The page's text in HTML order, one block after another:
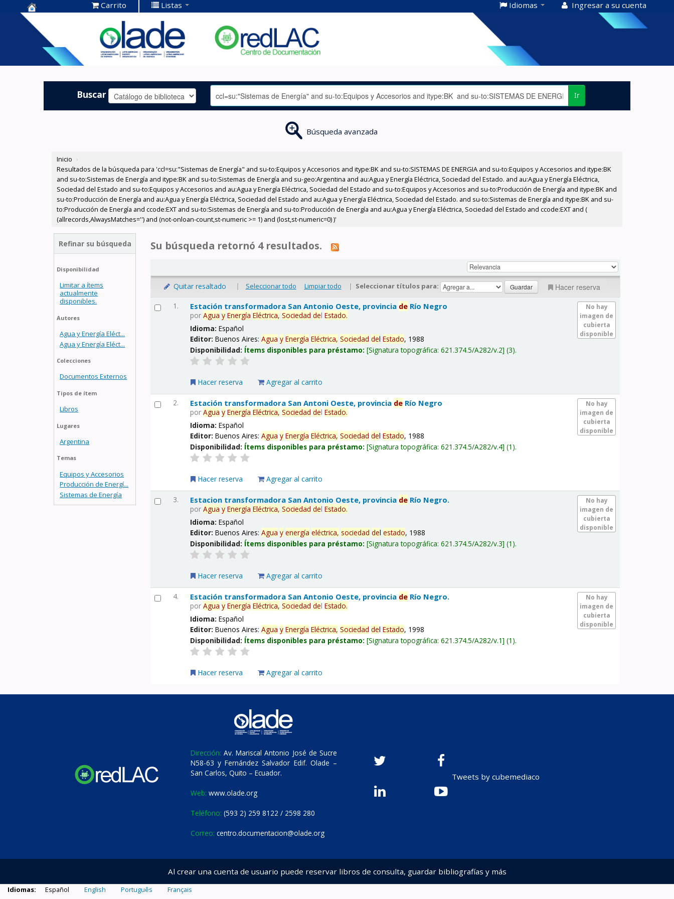
Centro de
Documentación
OLADE -
Carrito Listas Idiomas Ingresar a su cuenta
Buscar Ir
Búsqueda avanzada
Inicio ›
Resultados de la búsqueda para 'ccl=su:"Sistemas de Energía" and su-to:Equipos y Accesorios and itype:BK and su-to:SISTEMAS DE ENERGIA and su-to:Equipos y Accesorios and itype:BK
and su-to:Sistemas de Energía and itype:BK and su-to:Sistemas de Energía and su-geo:Argentina and au:Agua y Energía Eléctrica, Sociedad del Estado. and au:Agua y Energía Eléctrica,
Sociedad del Estado and su-to:Equipos y Accesorios and au:Agua y Energía Eléctrica, Sociedad del Estado and su-to:Equipos y Accesorios and su-to:Producción de Energía and itype:BK and
su-to:Producción de Energía and au:Agua y Energía Eléctrica, Sociedad del Estado and au:Agua y Energía Eléctrica, Sociedad del Estado. and su-to:Sistemas de Energía and itype:BK and su-
to:Producción de Energía and ccode:EXT and su-to:Sistemas de Energía and su-to:Producción de Energía and au:Agua y Energía Eléctrica, Sociedad del Estado and ccode:EXT and (
(allrecords,AlwaysMatches='') and (not-onloan-count,st-numeric >= 1) and (lost,st-numeric=0) )'
Refinar su búsqueda
Disponibilidad
Limitar a ítems
actualmente
disponibles.
Autores
Agua y Energía Eléct...
Agua y Energía Eléct...
Colecciones
Documentos Externos
Tipos de ítem
Libros
Lugares
Argentina
Temas
Equipos y Accesorios
Producción de Energí...
Sistemas de Energía
Su búsqueda retornó 4 resultados.
Quitar resaltado | Seleccionar todo Limpiar todo | Seleccionar títulos para: Hacer reserva
1.
No hay
imagen de
cubierta
disponible
Estación transformadora San Antonio Oeste, provincia de Río Negro
porAgua y Energía Eléctrica, Sociedad delEstado.
Idioma:Español
Editor:Buenos Aires:Agua y Energía Eléctrica, Sociedad delEstado, 1988
Disponibilidad: Ítems disponibles para préstamo: Signatura topográfica:621.374.5/A282/v.2 (3).
Hacer reserva Agregar al carrito
2.
No hay
imagen de
cubierta
disponible
Estación transformadora San Antoni Oeste, provincia de Río Negro
porAgua y Energía Eléctrica, Sociedad delEstado.
Idioma:Español
Editor:Buenos Aires:Agua y Energía Eléctrica, Sociedad delEstado, 1988
Disponibilidad: Ítems disponibles para préstamo: Signatura topográfica:621.374.5/A282/v.4 (1).
Hacer reserva Agregar al carrito
3.
No hay
imagen de
cubierta
disponible
Estacion transformadora San Antonio Oeste, provincia de Río Negro.
porAgua y Energía Eléctrica, Sociedad delEstado.
Idioma:Español
Editor:Buenos Aires:Agua y energía eléctrica, sociedad delestado, 1988
Disponibilidad: Ítems disponibles para préstamo: Signatura topográfica:621.374.5/A282/v.3 (1).
Hacer reserva Agregar al carrito
4.
No hay
imagen de
cubierta
disponible
Estación transformadora San Antonio Oeste, provincia de Río Negro.
porAgua y Energía Eléctrica, Sociedad delEstado.
Idioma:Español
Editor:Buenos Aires:Agua y Energía Eléctrica, Sociedad delEstado, 1998
Disponibilidad: Ítems disponibles para préstamo: Signatura topográfica:621.374.5/A282/v.1 (1).
Hacer reserva Agregar al carrito
Dirección: Av. Mariscal Antonio José de Sucre
N58-63 y Fernández Salvador Edif. Olade –
San Carlos, Quito – Ecuador.
Web: www.olade.org
Teléfono: (593 2) 259 8122 / 2598 280
Correo: centro.documentacion@olade.org
Tweets by cubemediaco
Al crear una cuenta de usuario puede reservar libros de consulta, guardar bibliografías y más
Idiomas: Español English Português Français